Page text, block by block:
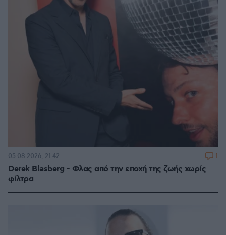
Derek Blasberg - Φλας από την εποχή της ζωής χωρίς
φίλτρα
05.08.2026, 21:42 1